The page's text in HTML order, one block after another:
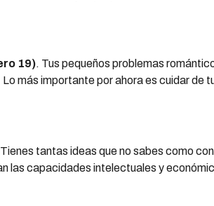
19). Tus pequeños problemas
más importante por ahora es cuidar de
tantas ideas que no sabes como
las capacidades intelectuales y